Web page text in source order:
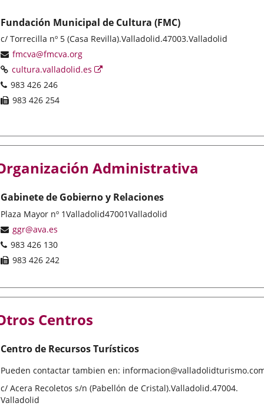
Fundación Municipal de Cultura (FMC)
Postal
address
c/ Torrecilla nº 5 (Casa Revilla).Valladolid.47003.Valladolid
Email
fmcva@fmcva.org
Web
cultura.valladolid.es
Enlace
Phones
983 426 246
Fax
983 426 254
Administrativa
Gabinete de Gobierno y Relaciones
Postal
address
Plaza Mayor nº 1Valladolid47001Valladolid
Email
ggr@ava.es
Phones
983 426 130
Fax
983 426 242
Centros
Centro de Recursos Turísticos
Pueden contactar tambien en:
Postal
address
c/ Acera Recoletos s/n (Pabellón de Cristal).Valladolid.47004.
Valladolid